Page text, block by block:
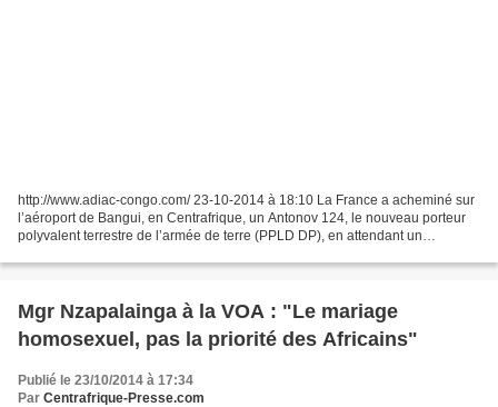
http://www.adiac-congo.com/ 23-10-2014 à 18:10 La France a acheminé sur
l’aéroport de Bangui, en Centrafrique, un Antonov 124, le nouveau porteur
polyvalent terrestre de l’armée de terre (PPLD DP), en attendant un
Mgr Nzapalainga à la VOA : "Le mariage
homosexuel, pas la priorité des Africains"
Publié le 23/10/2014 à 17:34
Par Centrafrique-Presse.com